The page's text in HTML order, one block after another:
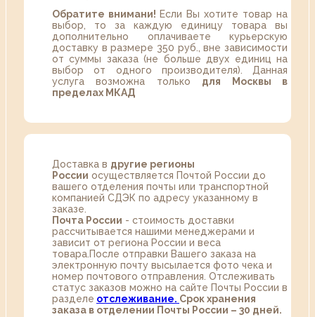
Обратите внимани! Если Вы хотите товар на
выбор, то за каждую единицу товара вы
дополнительно оплачиваете курьерскую
доставку в размере 350 руб., вне зависимости
от суммы заказа (не больше двух единиц на
выбор от одного производителя). Данная
услуга возможна только для Москвы в
пределах МКАД
Доставка в другие регионы
России осуществляется Почтой России до
вашего отделения почты или транспортной
компанией СДЭК по адресу указанному в
заказе.
Почта России - стоимость доставки
рассчитывается нашими менеджерами и
зависит от региона России и веса
товара.После отправки Вашего заказа на
электронную почту высылается фото чека и
номер почтового отправления. Отслеживать
статус заказов можно на сайте Почты России в
разделе oтслеживание. Срок хранения
заказа в отделении Почты России – 30 дней.